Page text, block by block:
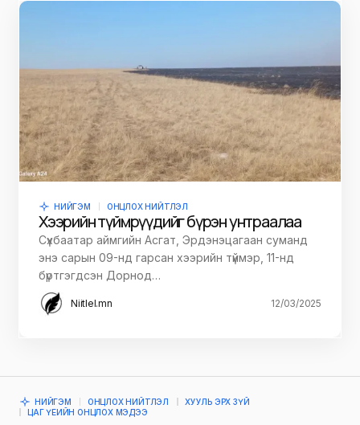
НИЙГЭМ ОНЦЛОХ НИЙТЛЭЛ
Хээрийн түймрүүдийг бүрэн унтраалаа
Сүхбаатар аймгийн Асгат, Эрдэнэцагаан суманд
энэ сарын 09-нд гарсан хээрийн түймэр, 11-нд
бүртгэгдсэн Дорнод…
Niitlel.mn 12/03/2025
НИЙГЭМ ОНЦЛОХ НИЙТЛЭЛ
ХУУЛЬ ЭРХ ЗҮЙ
ЦАГ ҮЕИЙН ОНЦЛОХ МЭДЭЭ